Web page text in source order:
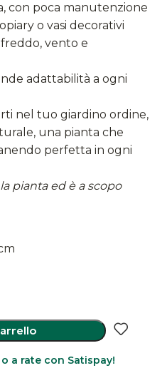
con poca manutenzione
o vasi decorativi
vento e
adattabilità a ogni
nel tuo giardino ordine,
una pianta che
perfetta in ogni
pianta ed è a scopo
a rate con Satispay!